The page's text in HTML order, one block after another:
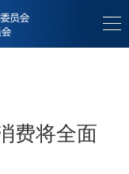
费将全面